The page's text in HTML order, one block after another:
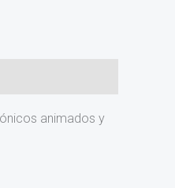
animados y